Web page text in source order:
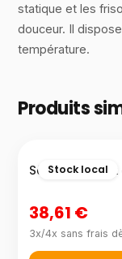
statique et les
douceur. Il
température.
Produits
Stock local
Sèche-cheveux
38,61 €
3x/4x sans frais